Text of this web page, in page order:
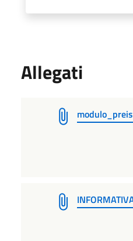
Allegati